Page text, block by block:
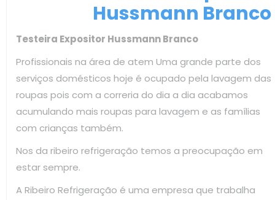
Hussmann Branco
Testeira Expositor Hussmann Branco
Profissionais na área de atem Uma grande parte dos
serviços domésticos hoje é ocupado pela lavagem das
roupas pois com a correria do dia a dia acabamos
acumulando mais roupas para lavagem e as famílias
com crianças também.
Nos da ribeiro refrigeração temos a preocupação em
estar sempre.
A Ribeiro Refrigeração é uma empresa que trabalha